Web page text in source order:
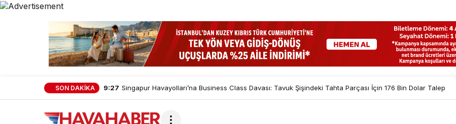
SON DAKİKA 9:27 Singapur Havayolları’na Business Class Davası: Tavuk Şişindeki Tahta Parçası İçin 176 Bin Dolar Talep